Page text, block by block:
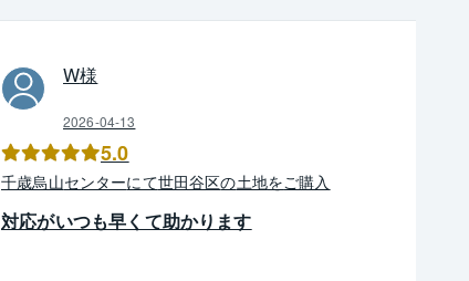
W様
2026-04-13
5.0
千歳烏山センターにて世田谷区の土地をご購入
対応がいつも早くて助かります